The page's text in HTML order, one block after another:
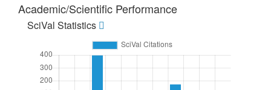
Academic/Scientific Performance
SciVal Statistics